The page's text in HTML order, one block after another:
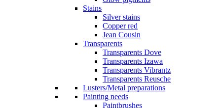
Stains
Silver stains
Copper red
Jean Cousin
Transparents
Transparents Dove
Transparents Izawa
Transparents Vibrantz
Transparents Reusche
Lusters/Metal preparations
Painting needs
Paintbrushes